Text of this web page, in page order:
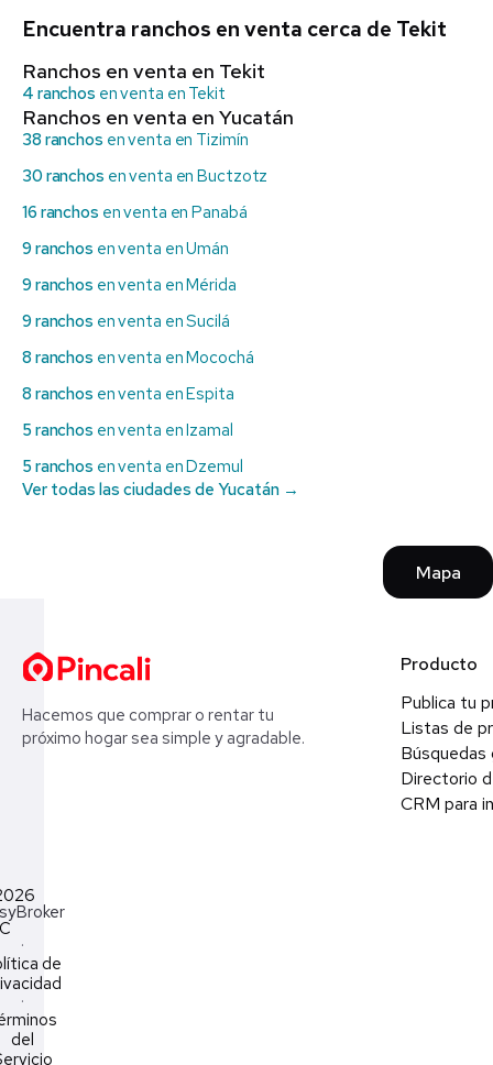
Encuentra ranchos en venta cerca de Tekit
Ranchos en venta en Tekit
4 ranchos en venta en Tekit
Ranchos en venta en Yucatán
38 ranchos en venta en Tizimín
30 ranchos en venta en Buctzotz
16 ranchos en venta en Panabá
9 ranchos en venta en Umán
9 ranchos en venta en Mérida
9 ranchos en venta en Sucilá
8 ranchos en venta en Mocochá
8 ranchos en venta en Espita
5 ranchos en venta en Izamal
5 ranchos en venta en Dzemul
Ver todas las ciudades de Yucatán →
Mapa
Hacemos que comprar o rentar tu
próximo hogar sea simple y agradable.
Producto
Publica tu
Listas de
Búsquedas
Directorio
CRM para
·
de
·
del